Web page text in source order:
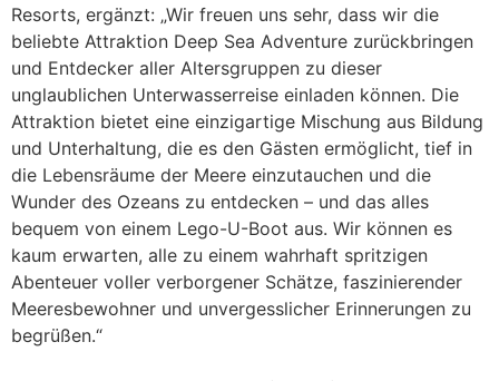
Resorts, ergänzt: „Wir freuen uns sehr, dass wir die
beliebte Attraktion Deep Sea Adventure zurückbringen
und Entdecker aller Altersgruppen zu dieser
unglaublichen Unterwasserreise einladen können. Die
Attraktion bietet eine einzigartige Mischung aus Bildung
und Unterhaltung, die es den Gästen ermöglicht, tief in
die Lebensräume der Meere einzutauchen und die
Wunder des Ozeans zu entdecken – und das alles
bequem von einem Lego-U-Boot aus. Wir können es
kaum erwarten, alle zu einem wahrhaft spritzigen
Abenteuer voller verborgener Schätze, faszinierender
Meeresbewohner und unvergesslicher Erinnerungen zu
begrüßen.“